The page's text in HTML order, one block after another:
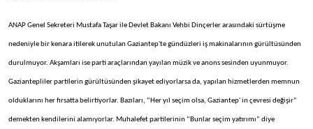
ANAP Genel Sekreteri Mustafa Taşar ile Devlet Bakanı Vehbi Dinçerler arasındaki sürtüşme
nedeniyle bir kenara itilerek unutulan Gaziantep'te gündüzleri iş makinalarının gürültüsünden
durulmuyor. Akşamları ise parti araçlarından yayılan müzik ve anons sesinden uyunmuyor.
Gaziantepliler partilerin gürültüsünden şikayet ediyorlarsa da, yapılan hizmetlerden memnun
olduklarını her fırsatta belirtiyorlar. Bazıları, “Her yıl seçim olsa, Gaziantep' in çevresi değişir”
demekten kendilerini alamıyorlar. Muhalefet partilerinin “Bunlar seçim yatırımı” diye